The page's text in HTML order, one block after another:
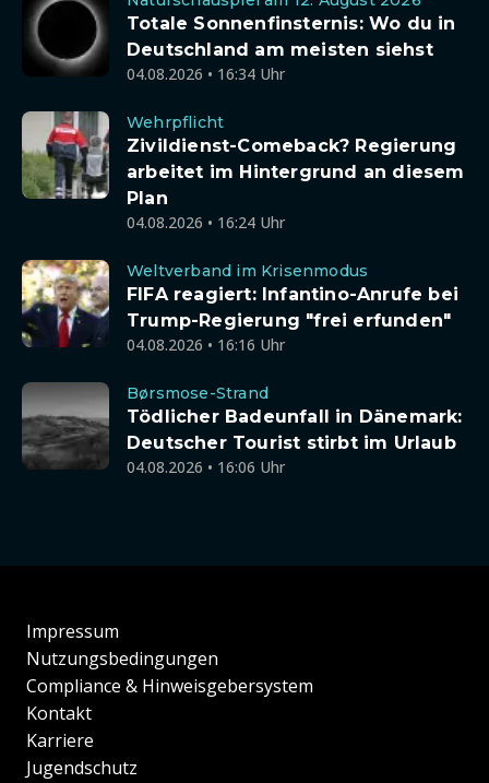
Totale Sonnenfinsternis: Wo du in
Deutschland am meisten siehst
04.08.2026 • 16:34 Uhr
Wehrpflicht
Zivildienst-Comeback? Regierung
arbeitet im Hintergrund an diesem
Plan
04.08.2026 • 16:24 Uhr
Weltverband im Krisenmodus
FIFA reagiert: Infantino-Anrufe bei
Trump-Regierung "frei erfunden"
04.08.2026 • 16:16 Uhr
Børsmose-Strand
Tödlicher Badeunfall in Dänemark:
Deutscher Tourist stirbt im Urlaub
04.08.2026 • 16:06 Uhr
Impressum
Nutzungsbedingungen
Compliance & Hinweisgebersystem
Kontakt
Karriere
Jugendschutz